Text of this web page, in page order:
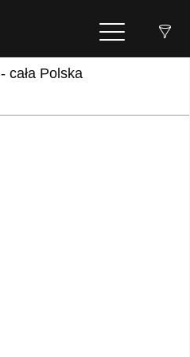
- cała Polska